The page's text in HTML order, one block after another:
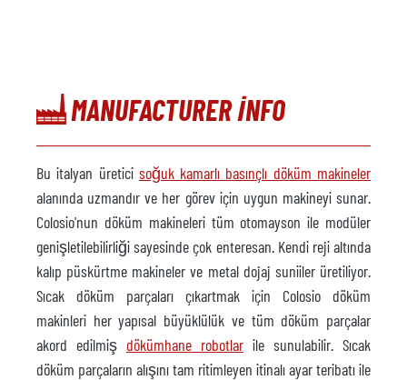
MANUFACTURER INFO
Bu italyan üretici soğuk kamarlı basınçlı döküm makineler
alanında uzmandır ve her görev için uygun makineyi sunar.
Colosio'nun döküm makineleri tüm otomayson ile modüler
genişletilebilirliği sayesinde çok enteresan. Kendi reji altında
kalıp püskürtme makineler ve metal dojaj suniiler üretiliyor.
Sıcak döküm parçaları çıkartmak için Colosio döküm
makinleri her yapısal büyüklülük ve tüm döküm parçalar
akord edilmiş dökümhane robotlar ile sunulabilir. Sıcak
döküm parçaların alışını tam ritimleyen itinalı ayar teribatı ile